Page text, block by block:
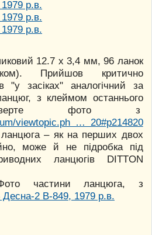
12.7 х 3,4 мм, 96 ланок
Прийшов критично
"у засіках" аналогічний за
з клеймом останнього
фото з
viewtopic.ph … 20#p214820
– як на перших двох
може й не підробка під
ланцюгів DITTON
частини ланцюга, з